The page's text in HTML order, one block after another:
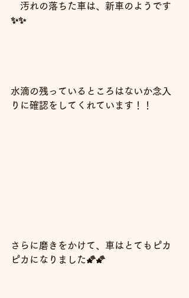
汚れの落ちた車は、新車のようです
✨✨
水滴の残っているところはないか念入
りに確認をしてくれています！！
さらに磨きをかけて、車はとてもピカ
ピカになりました🌠🌠